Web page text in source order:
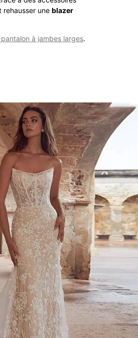
rehausser une blazer
à jambes larges.